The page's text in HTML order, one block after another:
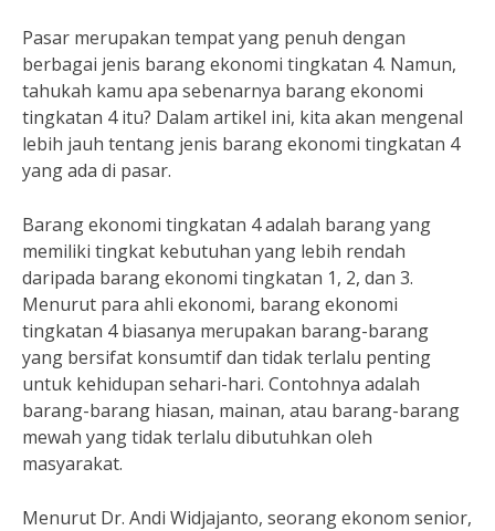
Pasar merupakan tempat yang penuh dengan
berbagai jenis barang ekonomi tingkatan 4. Namun,
tahukah kamu apa sebenarnya barang ekonomi
tingkatan 4 itu? Dalam artikel ini, kita akan mengenal
lebih jauh tentang jenis barang ekonomi tingkatan 4
yang ada di pasar.
Barang ekonomi tingkatan 4 adalah barang yang
memiliki tingkat kebutuhan yang lebih rendah
daripada barang ekonomi tingkatan 1, 2, dan 3.
Menurut para ahli ekonomi, barang ekonomi
tingkatan 4 biasanya merupakan barang-barang
yang bersifat konsumtif dan tidak terlalu penting
untuk kehidupan sehari-hari. Contohnya adalah
barang-barang hiasan, mainan, atau barang-barang
mewah yang tidak terlalu dibutuhkan oleh
masyarakat.
Menurut Dr. Andi Widjajanto, seorang ekonom senior,